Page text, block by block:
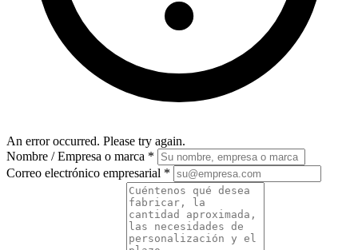
An error occurred. Please try again.
Nombre / Empresa o marca *
Correo electrónico empresarial *